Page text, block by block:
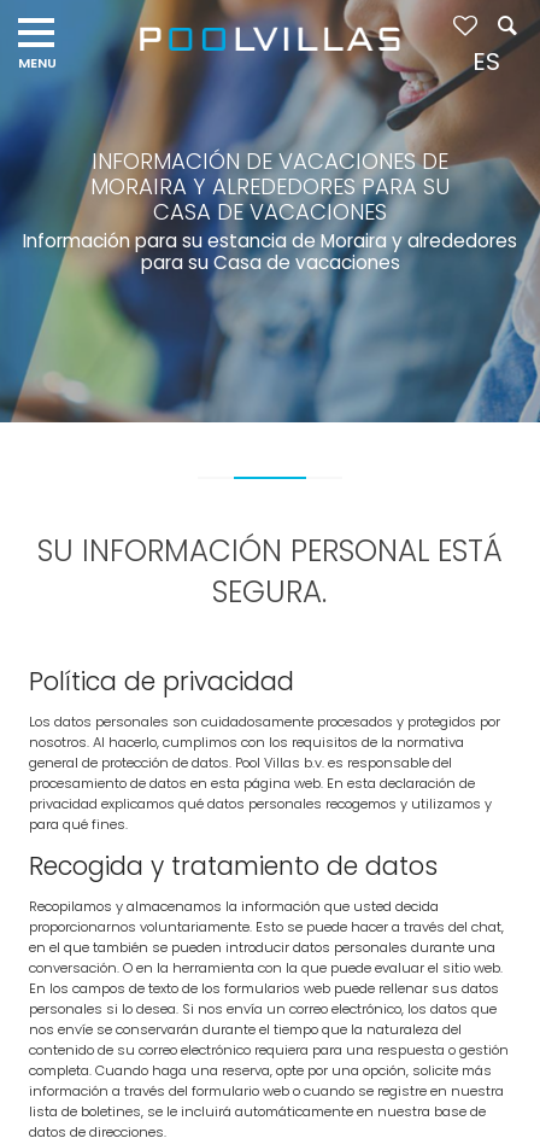
INFORMACIÓN DE VACACIONES DE
MORAIRA Y ALREDEDORES PARA SU
CASA DE VACACIONES
Información para su estancia de Moraira y alrededores
para su Casa de vacaciones
SU INFORMACIÓN PERSONAL ESTÁ
SEGURA.
Política de privacidad
Los datos personales son cuidadosamente procesados y protegidos por
nosotros. Al hacerlo, cumplimos con los requisitos de la normativa
general de protección de datos. Pool Villas b.v. es responsable del
procesamiento de datos en esta página web. En esta declaración de
privacidad explicamos qué datos personales recogemos y utilizamos y
para qué fines.
Recogida y tratamiento de datos
Recopilamos y almacenamos la información que usted decida
proporcionarnos voluntariamente. Esto se puede hacer a través del chat,
en el que también se pueden introducir datos personales durante una
conversación. O en la herramienta con la que puede evaluar el sitio web.
En los campos de texto de los formularios web puede rellenar sus datos
personales si lo desea. Si nos envía un correo electrónico, los datos que
nos envíe se conservarán durante el tiempo que la naturaleza del
contenido de su correo electrónico requiera para una respuesta o gestión
completa. Cuando haga una reserva, opte por una opción, solicite más
información a través del formulario web o cuando se registre en nuestra
lista de boletines, se le incluirá automáticamente en nuestra base de
datos de direcciones.
ES